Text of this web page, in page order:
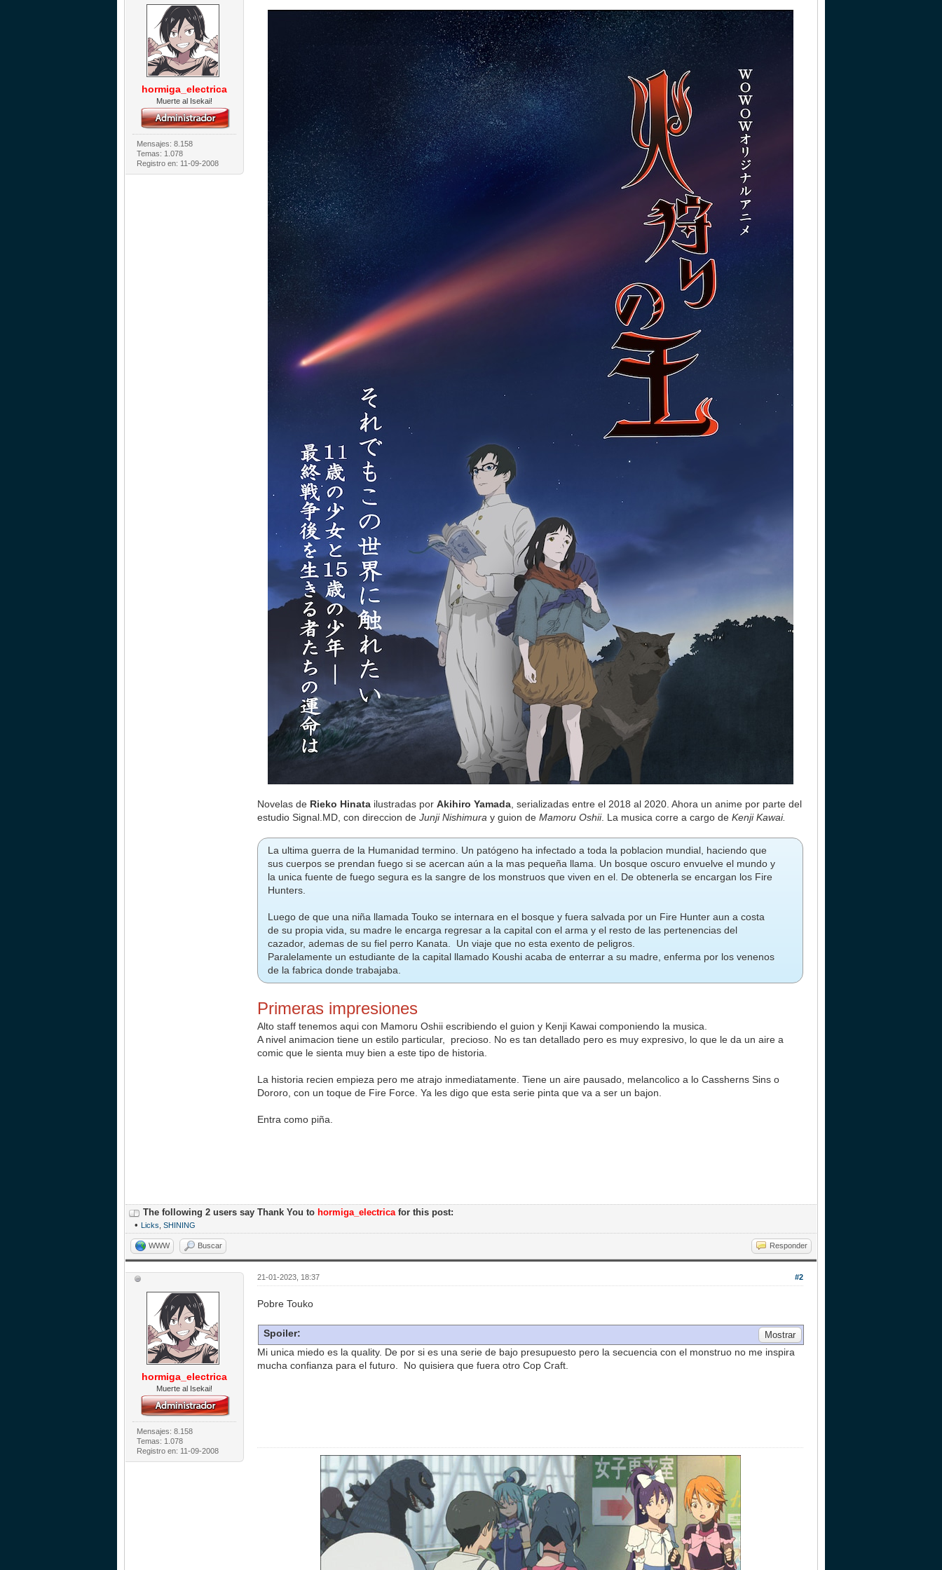
hormiga_electrica
Muerte al Isekai!
Mensajes: 8.158
Temas: 1.078
Registro en: 11-09-2008
Novelas de Rieko Hinata ilustradas porAkihiro Yamada , serializadas entre el 2018 al 2020. Ahora un anime por parte del
estudio Signal.MD, con direccion deJunji Nishimuray guion deMamoru Oshii. La musica corre a cargo deKenji Kawai.
La ultima guerra de la Humanidad termino. Un patógeno ha infectado a toda la poblacion mundial, haciendo que
sus cuerpos se prendan fuego si se acercan aún a la mas pequeña llama. Un bosque oscuro envuelve el mundo y
la unica fuente de fuego segura es la sangre de los monstruos que viven en el. De obtenerla se encargan los Fire
Hunters.
Luego de que una niña llamada Touko se internara en el bosque y fuera salvada por un Fire Hunter aun a costa
de su propia vida, su madre le encarga regresar a la capital con el arma y el resto de las pertenencias del
cazador, ademas de su fiel perro Kanata. Un viaje que no esta exento de peligros.
Paralelamente un estudiante de la capital llamado Koushi acaba de enterrar a su madre, enferma por los venenos
de la fabrica donde trabajaba.
Primeras impresiones
Alto staff tenemos aqui con Mamoru Oshii escribiendo el guion y Kenji Kawai componiendo la musica.
A nivel animacion tiene un estilo particular, precioso. No es tan detallado pero es muy expresivo, lo que le da un aire a
comic que le sienta muy bien a este tipo de historia.
La historia recien empieza pero me atrajo inmediatamente. Tiene un aire pausado, melancolico a lo Cassherns Sins o
Dororo, con un toque de Fire Force. Ya les digo que esta serie pinta que va a ser un bajon.
Entra como piña.
The following 2 users say Thank You to hormiga_electricafor this post:
• Licks SHINING
WWW Buscar Responder
hormiga_electrica
Muerte al Isekai!
Mensajes: 8.158
Temas: 1.078
Registro en: 11-09-2008
#2
21-01-2023, 18:37
Pobre Touko
Spoiler:
Mi unica miedo es la quality. De por si es una serie de bajo presupuesto pero la secuencia con el monstruo no me inspira
mucha confianza para el futuro. No quisiera que fuera otro Cop Craft.